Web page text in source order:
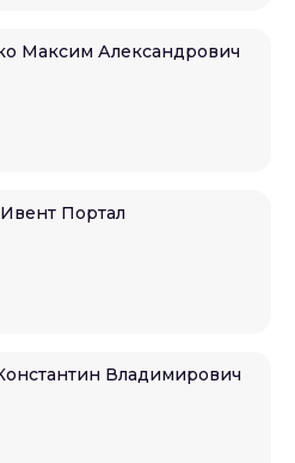
Максим Александрович
Портал
Владимирович